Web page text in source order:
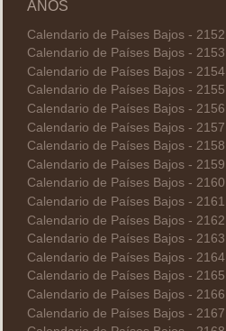
AÑOS
Calendario de Países Bajos - 2152
Calendario de Países Bajos - 2153
Calendario de Países Bajos - 2154
Calendario de Países Bajos - 2155
Calendario de Países Bajos - 2156
Calendario de Países Bajos - 2157
Calendario de Países Bajos - 2158
Calendario de Países Bajos - 2159
Calendario de Países Bajos - 2160
Calendario de Países Bajos - 2161
Calendario de Países Bajos - 2162
Calendario de Países Bajos - 2163
Calendario de Países Bajos - 2164
Calendario de Países Bajos - 2165
Calendario de Países Bajos - 2166
Calendario de Países Bajos - 2167